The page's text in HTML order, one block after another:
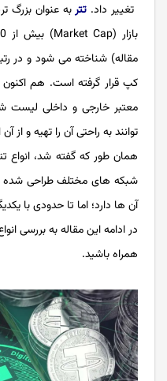
تغییر داد.تتربه عنوان بزرگ
مقاله) شناخته می شود و در
کپ قرار گرفته است. هم اکنون
معتبر خارجی و داخلی لیست
توانند به راحتی آن را تهیه و از
شبکه های مختلف طراحی شده
آن ها دارد؛ اما تا حدودی با
در ادامه این مقاله به بررسی
همراه باشید.